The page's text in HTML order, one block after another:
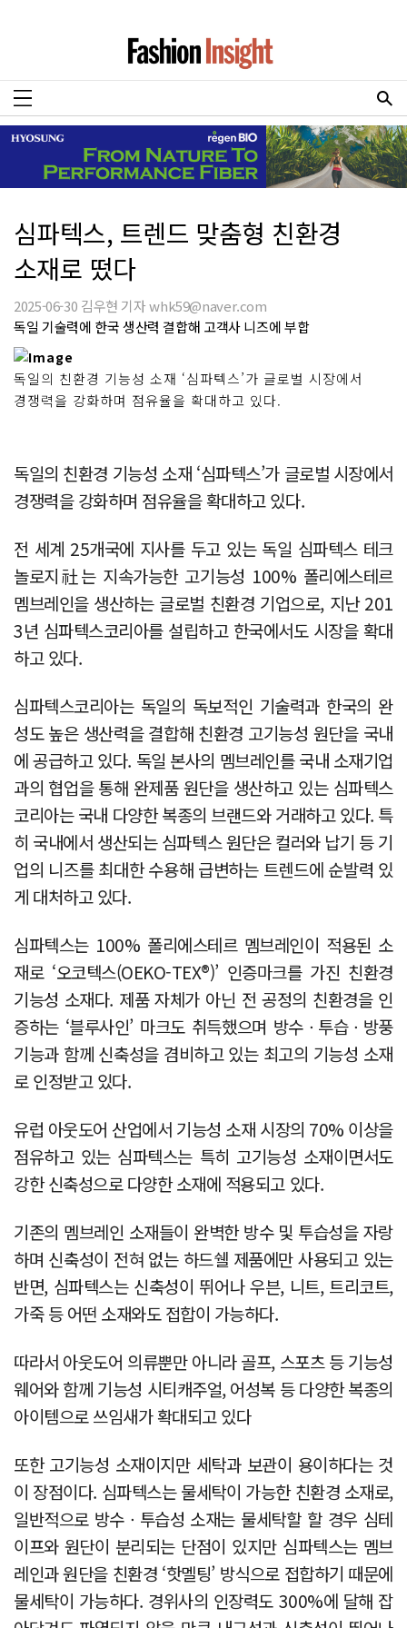
심파텍스, 트렌드 맞춤형 친환경
소재로 떴다
2025-06-30 김우현 기자 whk59@naver.com
독일 기술력에 한국 생산력 결합해 고객사 니즈에 부합
독일의 친환경 기능성 소재 ‘심파텍스’가 글로벌 시장에서
경쟁력을 강화하며 점유율을 확대하고 있다.
독일의 친환경 기능성 소재 ‘심파텍스’가 글로벌 시장에서
경쟁력을 강화하며 점유율을 확대하고 있다.
전 세계 25개국에 지사를 두고 있는 독일 심파텍스 테크
놀로지社는 지속가능한 고기능성 100% 폴리에스테르
멤브레인을 생산하는 글로벌 친환경 기업으로, 지난 201
3년 심파텍스코리아를 설립하고 한국에서도 시장을 확대
하고 있다.
심파텍스코리아는 독일의 독보적인 기술력과 한국의 완
성도 높은 생산력을 결합해 친환경 고기능성 원단을 국내
에 공급하고 있다. 독일 본사의 멤브레인를 국내 소재기업
과의 협업을 통해 완제품 원단을 생산하고 있는 심파텍스
코리아는 국내 다양한 복종의 브랜드와 거래하고 있다. 특
히 국내에서 생산되는 심파텍스 원단은 컬러와 납기 등 기
업의 니즈를 최대한 수용해 급변하는 트렌드에 순발력 있
게 대처하고 있다.
심파텍스는 100% 폴리에스테르 멤브레인이 적용된 소
재로 ‘오코텍스(OEKO-TEX®)’ 인증마크를 가진 친환경
기능성 소재다. 제품 자체가 아닌 전 공정의 친환경을 인
증하는 ‘블루사인’ 마크도 취득했으며 방수ㆍ투습ㆍ방풍
기능과 함께 신축성을 겸비하고 있는 최고의 기능성 소재
로 인정받고 있다.
유럽 아웃도어 산업에서 기능성 소재 시장의 70% 이상을
점유하고 있는 심파텍스는 특히 고기능성 소재이면서도
강한 신축성으로 다양한 소재에 적용되고 있다.
기존의 멤브레인 소재들이 완벽한 방수 및 투습성을 자랑
하며 신축성이 전혀 없는 하드쉘 제품에만 사용되고 있는
반면, 심파텍스는 신축성이 뛰어나 우븐, 니트, 트리코트,
가죽 등 어떤 소재와도 접합이 가능하다.
따라서 아웃도어 의류뿐만 아니라 골프, 스포츠 등 기능성
웨어와 함께 기능성 시티캐주얼, 어성복 등 다양한 복종의
아이템으로 쓰임새가 확대되고 있다
또한 고기능성 소재이지만 세탁과 보관이 용이하다는 것
이 장점이다. 심파텍스는 물세탁이 가능한 친환경 소재로,
일반적으로 방수ㆍ투습성 소재는 물세탁할 할 경우 심테
이프와 원단이 분리되는 단점이 있지만 심파텍스는 멤브
레인과 원단을 친환경 ‘핫멜팅’ 방식으로 접합하기 때문에
물세탁이 가능하다. 경위사의 인장력도 300%에 달해 잡